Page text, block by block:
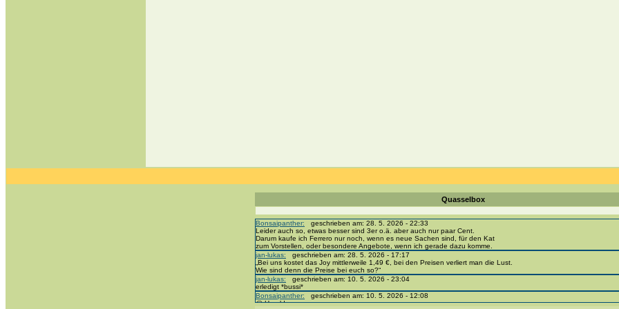
Quasselbox
Bonsaipanther: geschrieben am: 28. 5. 2026 - 22:33
Leider auch so, etwas besser sind 3er o.ä. aber auch nur paar Cent.
Darum kaufe ich Ferrero nur noch, wenn es neue Sachen sind, für den Kat
zum Vorstellen, oder besondere Angebote, wenn ich gerade dazu komme.
jan-lukas: geschrieben am: 28. 5. 2026 - 17:17
„Bei uns kostet das Joy mittlerweile 1,49 €, bei den Preisen verliert man die Lust.
Wie sind denn die Preise bei euch so?“
jan-lukas: geschrieben am: 10. 5. 2026 - 23:04
erledigt *bussi*
Bonsaipanther: geschrieben am: 10. 5. 2026 - 12:08
@ Harald